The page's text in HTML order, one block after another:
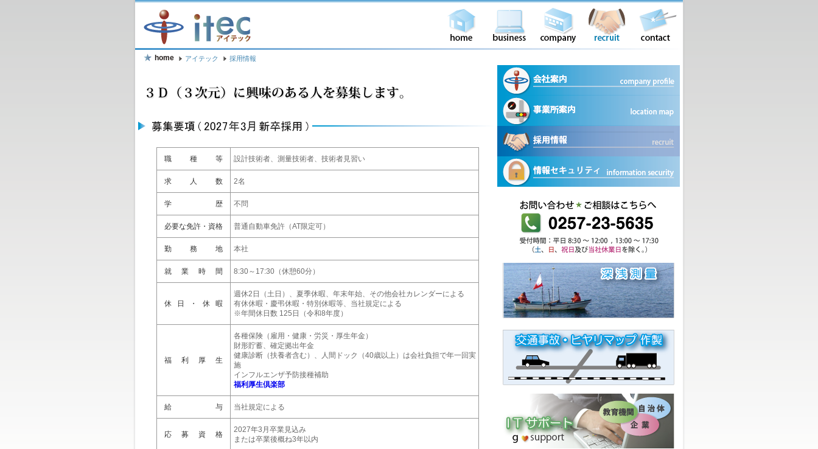
home アイテック 採用情報
職 種 等 設計技術者、測量技術者、技術者見習い
求 人 数 2名
学 歴 不問
必要な免許・資格 普通自動車免許（AT限定可）
勤 務 地 本社
就業時間 8:30～17:30（休憩60分）
休日・休暇
週休2日（土日）、夏季休暇、年末年始、その他会社カレンダーによる
有休休暇・慶弔休暇・特別休暇等、当社規定による
※年間休日数 125日（令和8年度）
福利厚生
各種保険（雇用・健康・労災・厚生年金）
財形貯蓄、確定拠出年金
健康診断（扶養者含む）、人間ドック（40歳以上）は会社負担で年一回実
施
インフルエンザ予防接種補助
福利厚生倶楽部
給 与 当社規定による
応募資格
2027年3月卒業見込み
または卒業後概ね3年以内